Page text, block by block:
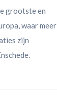
grootste en
waar meer
zijn